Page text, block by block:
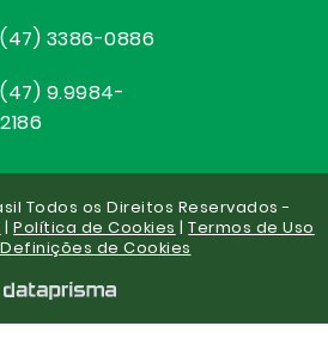
(47) 3386-0886
(47) 9.9984-
2186
Todos os Direitos Reservados -
|Política de Cookies |Termos de Uso
de Cookies